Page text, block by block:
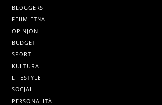
BLOGGERS
FEHMIETNA
OPINJONI
BUDGET
SPORT
KULTURA
LIFESTYLE
SOĊJAL
PERSONALITÀ